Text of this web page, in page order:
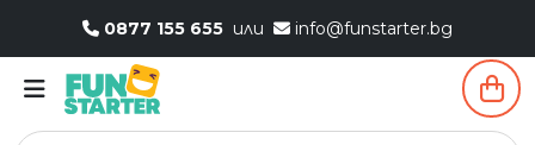
0877 155 655 или info@funstarter.bg